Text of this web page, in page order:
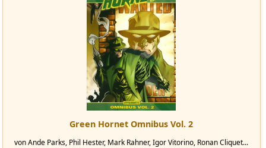
Green Hornet Omnibus Vol. 2
von Ande Parks, Phil Hester, Mark Rahner, Igor Vitorino, Ronan Cliquet...